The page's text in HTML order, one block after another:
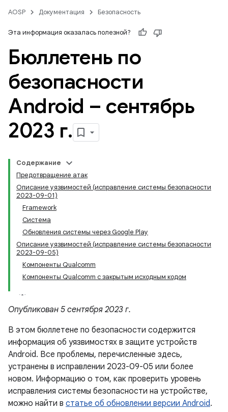
AOSP Документация Безопасность
Эта информация оказалась полезной?
Бюллетень по
безопасности
Android – сентябрь
2023 г.
Содержание
Предотвращение атак
Описание уязвимостей (исправление системы безопасности
2023-09-01)
Framework
Система
Обновления системы через Google Play
Описание уязвимостей (исправление системы безопасности
2023-09-05)
Компоненты Qualcomm
Компоненты Qualcomm с закрытым исходным кодом
Опубликован 5 сентября 2023 г.
В этом бюллетене по безопасности содержится
информация об уязвимостях в защите устройств
Android. Все проблемы, перечисленные здесь,
устранены в исправлении 2023-09-05 или более
новом. Информацию о том, как проверить уровень
исправления системы безопасности на устройстве,
можно найти в статье об обновлении версии Android.